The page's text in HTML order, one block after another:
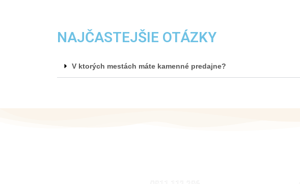
NAJČASTEJŠIE OTÁZKY
V ktorých mestách máte kamenné predajne?